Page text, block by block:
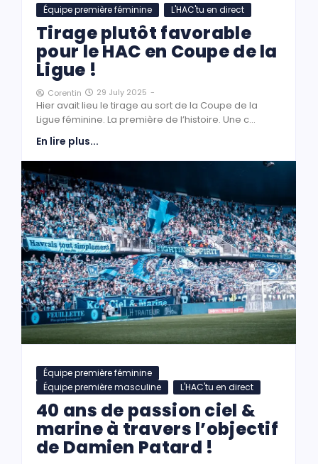
Équipe première féminine L'HAC'tu en direct
Tirage plutôt favorable
pour le HAC en Coupe de la
Ligue !
Corentin 29 July 2025 -
Hier avait lieu le tirage au sort de la Coupe de la
Ligue féminine. La première de l’histoire. Une c...
En lire plus...
Équipe première féminine
Équipe première masculine
L'HAC'tu en direct
40 ans de passion ciel &
marine à travers l’objectif
de Damien Patard !